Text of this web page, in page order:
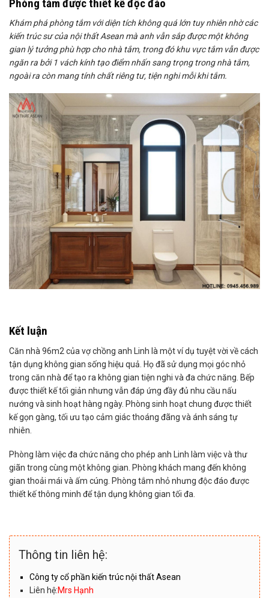
Phòng tắm được thiết kế độc đáo
Khám phá phòng tắm với diện tích không quá lớn tuy nhiên nhờ các
kiến trúc sư của nội thất Asean mà anh vẫn sắp được một không
gian lý tưởng phù hợp cho nhà tắm, trong đó khu vực tắm vẫn được
ngăn ra bởi 1 vách kính tạo điểm nhấn sang trọng trong nhà tắm,
ngoài ra còn mang tính chất riêng tư, tiện nghi mỗi khi tắm.
Kết luận
Căn nhà 96m2 của vợ chồng anh Linh là một ví dụ tuyệt vời về cách
tận dụng không gian sống hiệu quả. Họ đã sử dụng mọi góc nhỏ
trong căn nhà để tạo ra không gian tiện nghi và đa chức năng. Bếp
được thiết kế tối giản nhưng vẫn đáp ứng đầy đủ nhu cầu nấu
nướng và sinh hoạt hàng ngày. Phòng sinh hoạt chung được thiết
kế gọn gàng, tối ưu tạo cảm giác thoáng đãng và ánh sáng tự
nhiên.
Phòng làm việc đa chức năng cho phép anh Linh làm việc và thư
giãn trong cùng một không gian. Phòng khách mang đến không
gian thoải mái và ấm cúng. Phòng tắm nhỏ nhưng độc đáo được
thiết kế thông minh để tận dụng không gian tối đa.
Thông tin liên hệ:
Công ty cổ phần kiến trúc nội thất Asean
Liên hệ:Mrs Hạnh